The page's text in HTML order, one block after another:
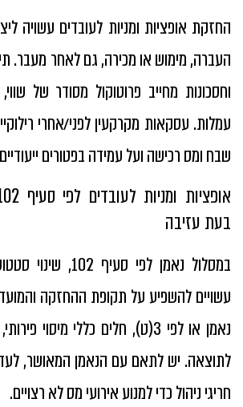
החזקת אופציות ומניות לעובדים עשויה
העברה, מימוש או מכירה, גם לאחר מעבר.
וחסכונות מחייב פרוטוקול מסודר של
עמלות. עסקאות מקרקעין לפני/אחרי
שבח ומס רכישה ועל עמידה בפטורים
בעת עזיבה
במסלול נאמן לפי
עשויים להשפיע על תקופת ההחזקה
נאמן או לפי 3(ט), חלים כללי מיסוי
לתוצאה. יש לתאם עם הנאמן המאושר,
חריגי ניהול כדי למנוע אירועי מס לא רצויים.